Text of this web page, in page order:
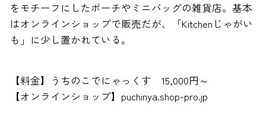
をモチーフにしたポーチやミニバッグの雑貨店。基本
はオンラインショップで販売だが、「Kitchenじゃがい
も」に少し置かれている。
【料金】うちのこでにゃっくす 15,000円～
【オンラインショップ】puchinya.shop-pro.jp